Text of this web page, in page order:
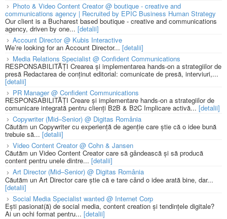
Photo & Video Content Creator @ boutique - creative and
communications agency | Recruited by EPIC Business Human Strategy
Our client is a Bucharest based boutique - creative and communications
agency, driven by one... [detalii]
Account Director @ Kubis Interactive
We’re looking for an Account Director... [detalii]
Media Relations Specialist @ Confident Communications
RESPONSABILITĂȚI Crearea și implementarea hands-on a strategiilor de
presă Redactarea de conținut editorial: comunicate de presă, interviuri,...
[detalii]
PR Manager @ Confident Communications
RESPONSABILITĂȚI Creare și implementare hands-on a strategiilor de
comunicare integrată pentru clienți B2B & B2C Implicare activă... [detalii]
Copywriter (Mid–Senior) @ Digitas România
Căutăm un Copywriter cu experiență de agenție care știe că o idee bună
trebuie să... [detalii]
Video Content Creator @ Cohn & Jansen
Căutăm un Video Content Creator care să gândească și să producă
content pentru unele dintre... [detalii]
Art Director (Mid–Senior) @ Digitas România
Căutăm un Art Director care știe că e tare când o idee arată bine, dar...
[detalii]
Social Media Specialist wanted @ Internet Corp
Ești pasionat(ă) de social media, content creation și tendințele digitale?
Ai un ochi format pentru... [detalii]